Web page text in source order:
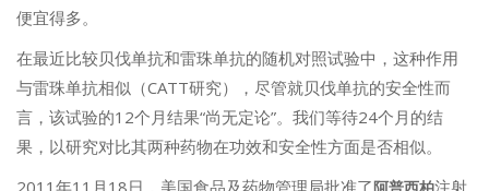
便宜得多。
在最近比较贝伐单抗和雷珠单抗的随机对照试验中，这种作用
与雷珠单抗相似（CATT研究），尽管就贝伐单抗的安全性而
言，该试验的12个月结果“尚无定论”。我们等待24个月的结
果，以研究对比其两种药物在功效和安全性方面是否相似。
2011年11月18日，美国食品及药物管理局批准了
注射